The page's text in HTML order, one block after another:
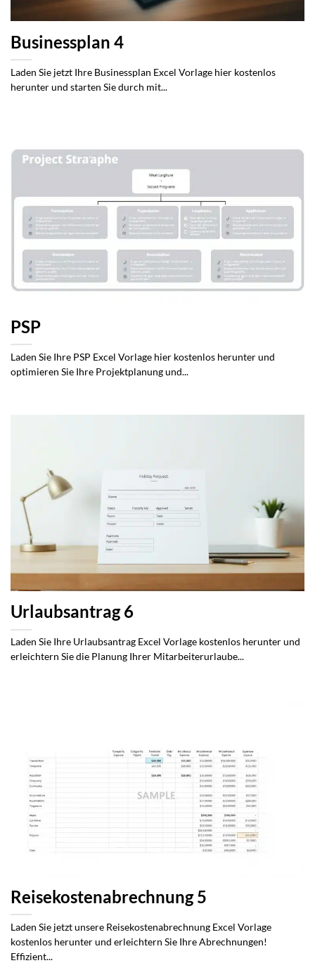
Businessplan 4
Laden Sie jetzt Ihre Businessplan Excel Vorlage hier kostenlos
herunter und starten Sie durch mit...
PSP
Laden Sie Ihre PSP Excel Vorlage hier kostenlos herunter und
optimieren Sie Ihre Projektplanung und...
Urlaubsantrag 6
Laden Sie Ihre Urlaubsantrag Excel Vorlage kostenlos herunter und
erleichtern Sie die Planung Ihrer Mitarbeiterurlaube...
Reisekostenabrechnung 5
Laden Sie jetzt unsere Reisekostenabrechnung Excel Vorlage
kostenlos herunter und erleichtern Sie Ihre Abrechnungen!
Effizient...